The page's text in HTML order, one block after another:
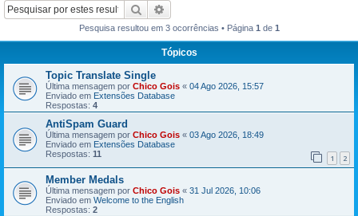
Pesquisar
Pesquisa resultou em 3 ocorrências • Página 1 de 1
Tópicos
Topic Translate Single
Última mensagem por Chico Gois « 04 Ago 2026, 15:57
Enviado em Extensões Database
Respostas: 4
AntiSpam Guard
Última mensagem por Chico Gois « 03 Ago 2026, 18:49
Enviado em Extensões Database
Respostas: 11 1 2
Member Medals
Última mensagem por Chico Gois « 31 Jul 2026, 10:06
Enviado em Welcome to the English
Respostas: 2